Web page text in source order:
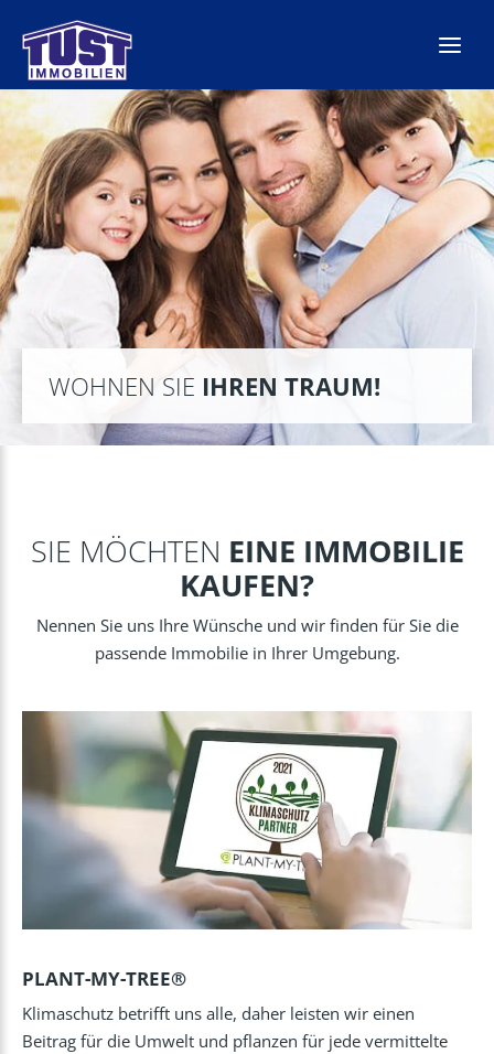
Inhalt
springen
WOHNEN SIE IHREN TRAUM!
SIE MÖCHTEN EINE IMMOBILIE
KAUFEN?
Nennen Sie uns Ihre Wünsche und wir finden für Sie die
passende Immobilie in Ihrer Umgebung.
PLANT-MY-TREE®
Klimaschutz betrifft uns alle, daher leisten wir einen
Beitrag für die Umwelt und pflanzen für jede vermittelte